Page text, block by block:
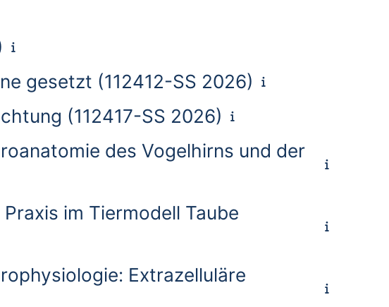
gesetzt (112412-SS 2026)
(112417-SS 2026)
des Vogelhirns und der
im Tiermodell Taube
Extrazelluläre